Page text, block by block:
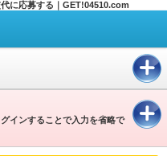
に応募する｜GET!04510.com
インすることで入力を省略で